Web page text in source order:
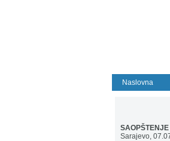
Naslovna
Sarajevo,